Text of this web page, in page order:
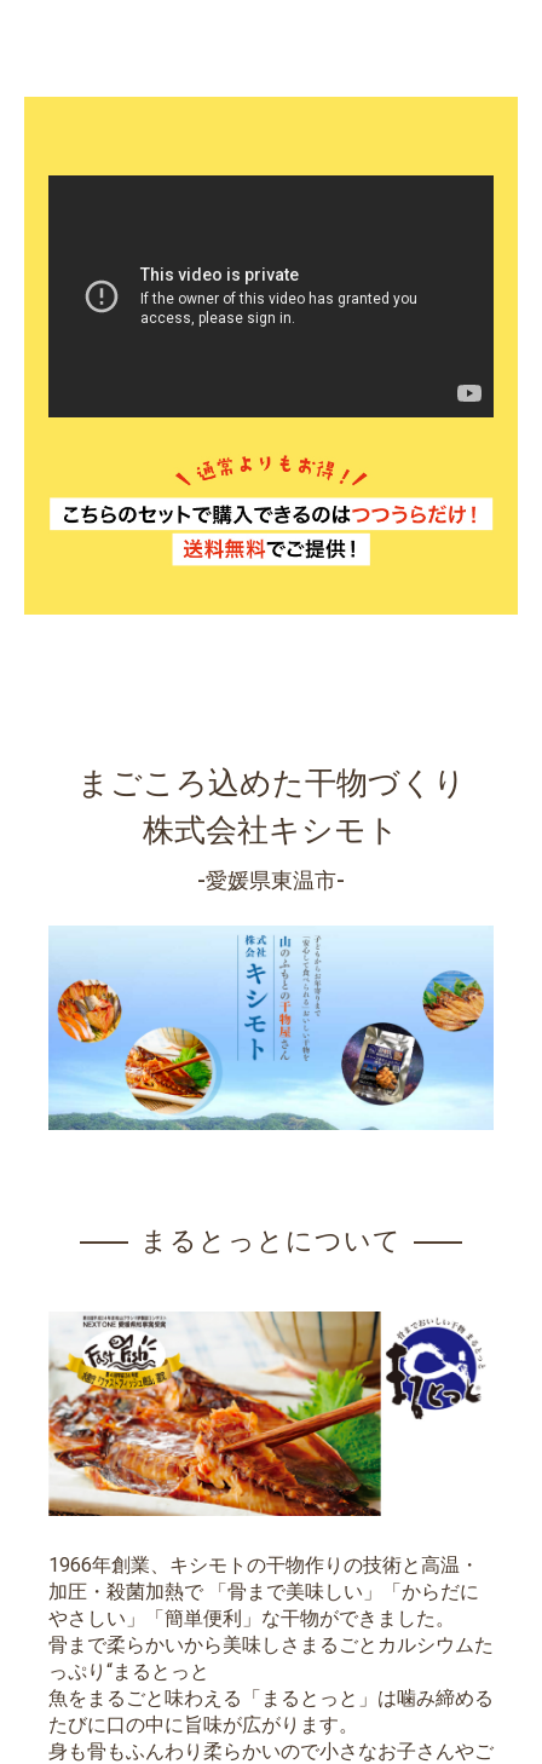
まごころ込めた干物づくり
株式会社キシモト
-愛媛県東温市-
まるとっとについて
1966年創業、キシモトの干物作りの技術と高温・
加圧・殺菌加熱で 「骨まで美味しい」「からだに
やさしい」「簡単便利」な干物ができました。
骨まで柔らかいから美味しさまるごとカルシウムた
っぷり“まるとっと
魚をまるごと味わえる「まるとっと」は噛み締める
たびに口の中に旨味が広がります。
身も骨もふんわり柔らかいので小さなお子さんやご